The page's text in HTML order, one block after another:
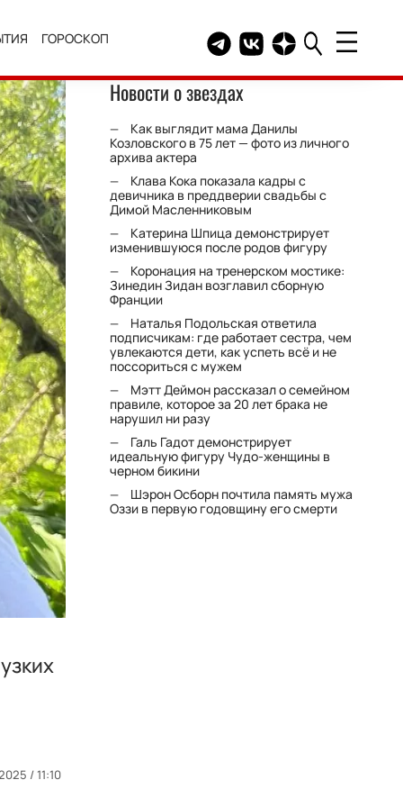
ГОРОСКОП Telegram канал HELLO
Группа HELLO
Канал HELLO в
/ 11:10
Новости о звездах
Как выглядит мама Данилы
Козловского в 75 лет — фото из личного
архива актера
Клава Кока показала кадры с
девичника в преддверии свадьбы с
Димой Масленниковым
Катерина Шпица демонстрирует
изменившуюся после родов фигуру
Коронация на тренерском мостике:
Зинедин Зидан возглавил сборную
Франции
Наталья Подольская ответила
подписчикам: где работает сестра, чем
увлекаются дети, как успеть всё и не
поссориться с мужем
Мэтт Деймон рассказал о семейном
правиле, которое за 20 лет брака не
нарушил ни разу
Галь Гадот демонстрирует
идеальную фигуру Чудо-женщины в
черном бикини
Шэрон Осборн почтила память мужа
Оззи в первую годовщину его смерти